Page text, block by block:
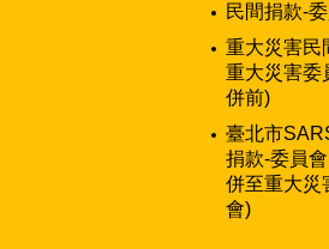
民間捐款-
重大災害民
重大災害委
併前)
臺北市
捐款-委員
併至重大災
會)